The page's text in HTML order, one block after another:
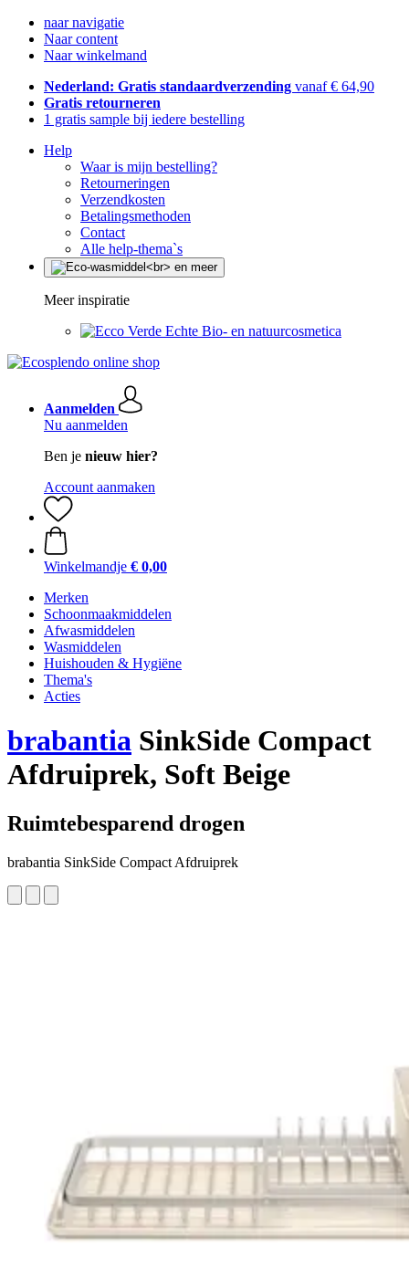
naar navigatie
Naar content
Naar winkelmand
Nederland: Gratis standaardverzending vanaf € 64,90
Gratis retourneren
1 gratis sample bij iedere bestelling
Help
Waar is mijn bestelling?
Retourneringen
Verzendkosten
Betalingsmethoden
Contact
Alle help-thema`s
Meer inspiratie
Echte Bio- en natuurcosmetica
Aanmelden
Nu aanmelden
Ben je nieuw hier?
Account aanmaken
Winkelmandje € 0,00
Merken
Schoonmaakmiddelen
Afwasmiddelen
Wasmiddelen
Huishouden & Hygiëne
Thema's
Acties
brabantia SinkSide Compact
Afdruiprek, Soft Beige
Ruimtebesparend drogen
brabantia SinkSide Compact Afdruiprek